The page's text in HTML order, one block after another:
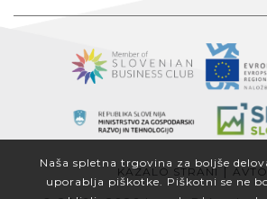
KAZALO STRANI |
Naša spletna trgovina za boljše
uporablja piškotke. Piškotni se ne